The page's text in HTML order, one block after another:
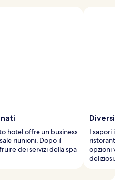
hotel offre un business
riunioni. Dopo il
dei servizi della spa
I sapori
opzioni
deliziosi.